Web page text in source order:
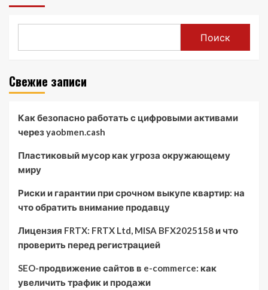
Поиск
Свежие записи
Как безопасно работать с цифровыми активами
через yaobmen.cash
Пластиковый мусор как угроза окружающему
миру
Риски и гарантии при срочном выкупе квартир: на
что обратить внимание продавцу
Лицензия FRTX: FRTX Ltd, MISA BFX2025158 и что
проверить перед регистрацией
SEO-продвижение сайтов в e-commerce: как
увеличить трафик и продажи